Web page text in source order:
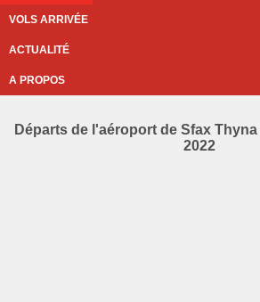
VOLS ARRIVÉE
ACTUALITÉ
A PROPOS
Départs de l'aéroport de Sfax
2022